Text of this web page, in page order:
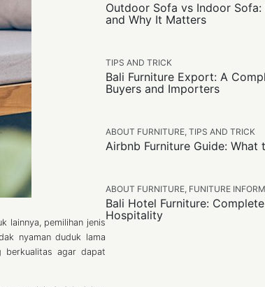
lainnya, pemilihan jenis
nyaman duduk lama
berkualitas agar dapat
Outdoor Sofa vs Indoor Sofa:
and Why It Matters
TIPS AND TRICK
Bali Furniture Export: A
Buyers and Importers
ABOUT FURNITURE, TIPS AND TRICK
Airbnb Furniture Guide: What
ABOUT FURNITURE, FUNITURE
Bali Hotel Furniture:
Hospitality